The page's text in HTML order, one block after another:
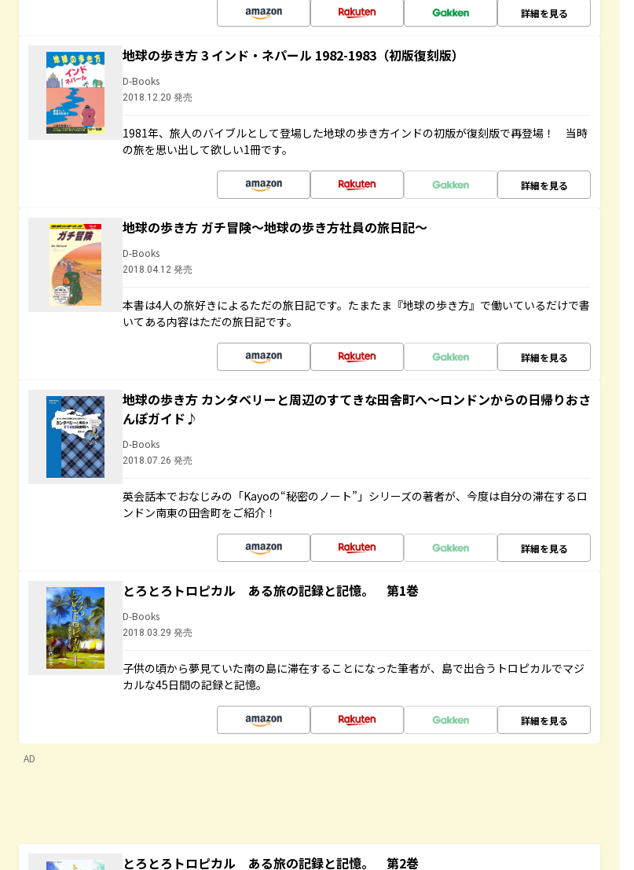
詳細を見る
地球の歩き方 3 インド・ネパール 1982-1983（初版復刻版）
D-Books
2018.12.20 発売
1981年、旅人のバイブルとして登場した地球の歩き方インドの初版が復刻版で再登場！ 当時
の旅を思い出して欲しい1冊です。
詳細を見る
地球の歩き方 ガチ冒険～地球の歩き方社員の旅日記～
D-Books
2018.04.12 発売
本書は4人の旅好きによるただの旅日記です。たまたま『地球の歩き方』で働いているだけで書
いてある内容はただの旅日記です。
詳細を見る
地球の歩き方 カンタベリーと周辺のすてきな田舎町へ～ロンドンからの日帰りおさ
んぽガイド♪
D-Books
2018.07.26 発売
英会話本でおなじみの「Kayoの“秘密のノート”」シリーズの著者が、今度は自分の滞在するロ
ンドン南東の田舎町をご紹介！
詳細を見る
とろとろトロピカル ある旅の記録と記憶。 第1巻
D-Books
2018.03.29 発売
子供の頃から夢見ていた南の島に滞在することになった筆者が、島で出合うトロピカルでマジ
カルな45日間の記録と記憶。
詳細を見る
AD
とろとろトロピカル ある旅の記録と記憶。 第2巻